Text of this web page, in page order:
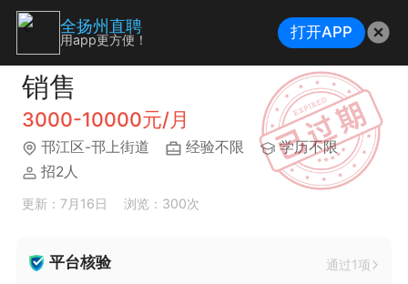
销售
3000-10000元/月
邗江区-邗上街道 经验不限
学历不限
招2人
更新：7月16日 浏览：300次
平台核验 通过1项
全扬州直聘
用app更方便！ 打开APP